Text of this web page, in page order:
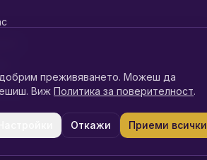
преживяването. Можеш да
Виж Политика за поверителност.
Откажи Приеми всички